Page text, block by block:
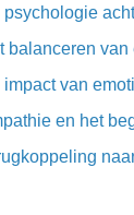
psychologie
balanceren
impact van
en het